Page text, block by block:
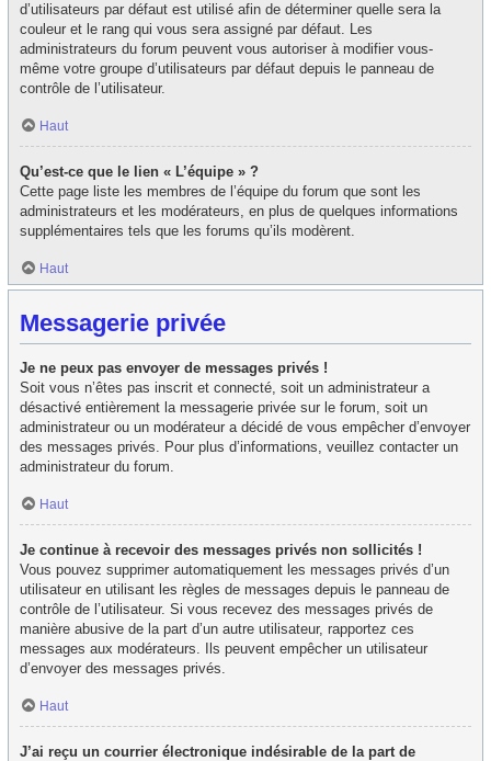
d’utilisateurs par défaut est utilisé afin de déterminer quelle sera la
couleur et le rang qui vous sera assigné par défaut. Les
administrateurs du forum peuvent vous autoriser à modifier vous-
même votre groupe d’utilisateurs par défaut depuis le panneau de
contrôle de l’utilisateur.
Haut
Qu’est-ce que le lien « L’équipe » ?
Cette page liste les membres de l’équipe du forum que sont les
administrateurs et les modérateurs, en plus de quelques informations
supplémentaires tels que les forums qu’ils modèrent.
Haut
Messagerie privée
Je ne peux pas envoyer de messages privés !
Soit vous n’êtes pas inscrit et connecté, soit un administrateur a
désactivé entièrement la messagerie privée sur le forum, soit un
administrateur ou un modérateur a décidé de vous empêcher d’envoyer
des messages privés. Pour plus d’informations, veuillez contacter un
administrateur du forum.
Haut
Je continue à recevoir des messages privés non sollicités !
Vous pouvez supprimer automatiquement les messages privés d’un
utilisateur en utilisant les règles de messages depuis le panneau de
contrôle de l’utilisateur. Si vous recevez des messages privés de
manière abusive de la part d’un autre utilisateur, rapportez ces
messages aux modérateurs. Ils peuvent empêcher un utilisateur
d’envoyer des messages privés.
Haut
J’ai reçu un courrier électronique indésirable de la part de